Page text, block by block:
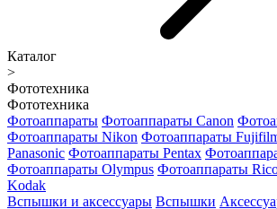
Каталог
>
Фототехника
Фототехника
Фотоаппараты Фотоаппараты Canon
Фотоаппараты Nikon Фотоаппараты
Panasonic Фотоаппараты Pentax
Фотоаппараты Olympus Фотоаппараты
Kodak
Вспышки и аксессуары Вспышки